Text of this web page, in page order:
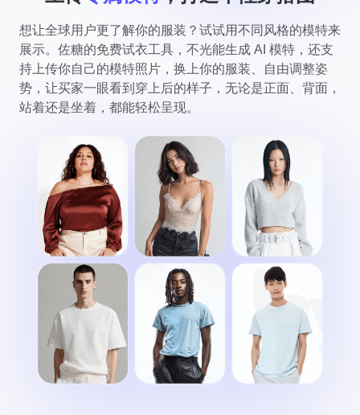
想让全球用户更了解你的服装？试试用不同风格的模特来
展示。佐糖的免费试衣工具，不光能生成 AI 模特，还支
持上传你自己的模特照片，换上你的服装、自由调整姿
势，让买家一眼看到穿上后的样子，无论是正面、背面，
站着还是坐着，都能轻松呈现。